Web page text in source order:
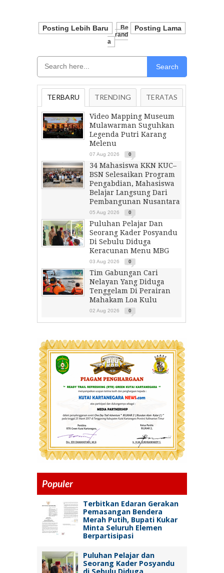
Posting Lebih Baru Posting Lama
Be
Rand
A
Search
TERBARU TRENDING TERATAS
Video Mapping Museum
Mulawarman Suguhkan
Legenda Putri Karang
Melenu
07 Aug 2026 0
34 Mahasiswa KKN KUC–
BSN Selesaikan Program
Pengabdian, Mahasiswa
Belajar Langsung Dari
Pembangunan Nusantara
05 Aug 2026 0
Puluhan Pelajar Dan
Seorang Kader Posyandu
Di Sebulu Diduga
Keracunan Menu MBG
03 Aug 2026 0
Tim Gabungan Cari
Nelayan Yang Diduga
Tenggelam Di Perairan
Mahakam Loa Kulu
02 Aug 2026 0
Populer
Terbitkan Edaran Gerakan
Pemasangan Bendera
Merah Putih, Bupati Kukar
Minta Seluruh Elemen
Berpartisipasi
Puluhan Pelajar dan
Seorang Kader Posyandu